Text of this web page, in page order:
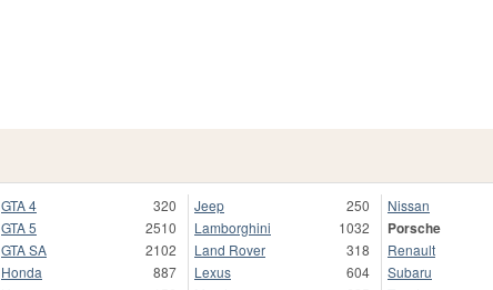
GTA 4
320
GTA 5
2510
GTA SA
2102
Honda
887
Jeep
250
Lamborghini
1032
Land Rover
318
Lexus
604
Nissan
Porsche
Renault
Subaru